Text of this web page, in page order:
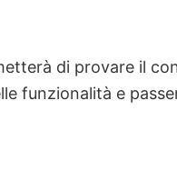
di provare il
funzionalità e